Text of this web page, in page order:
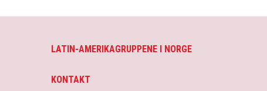
LATIN-AMERIKAGRUPPENE I NORGE
KONTAKT